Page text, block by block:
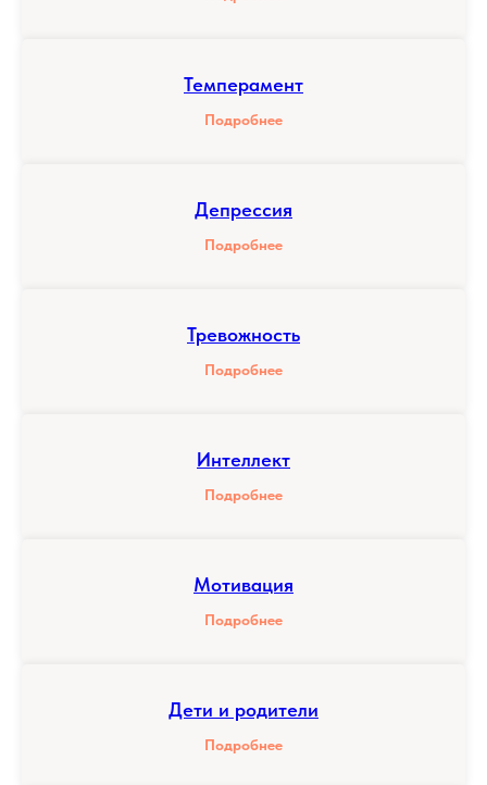
Темперамент
Подробнее
Депрессия
Подробнее
Тревожность
Подробнее
Интеллект
Подробнее
Мотивация
Подробнее
Дети и родители
Подробнее